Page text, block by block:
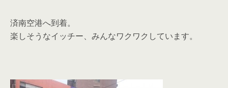
済南空港へ到着。
楽しそうなイッチー、みんなワクワクしています。